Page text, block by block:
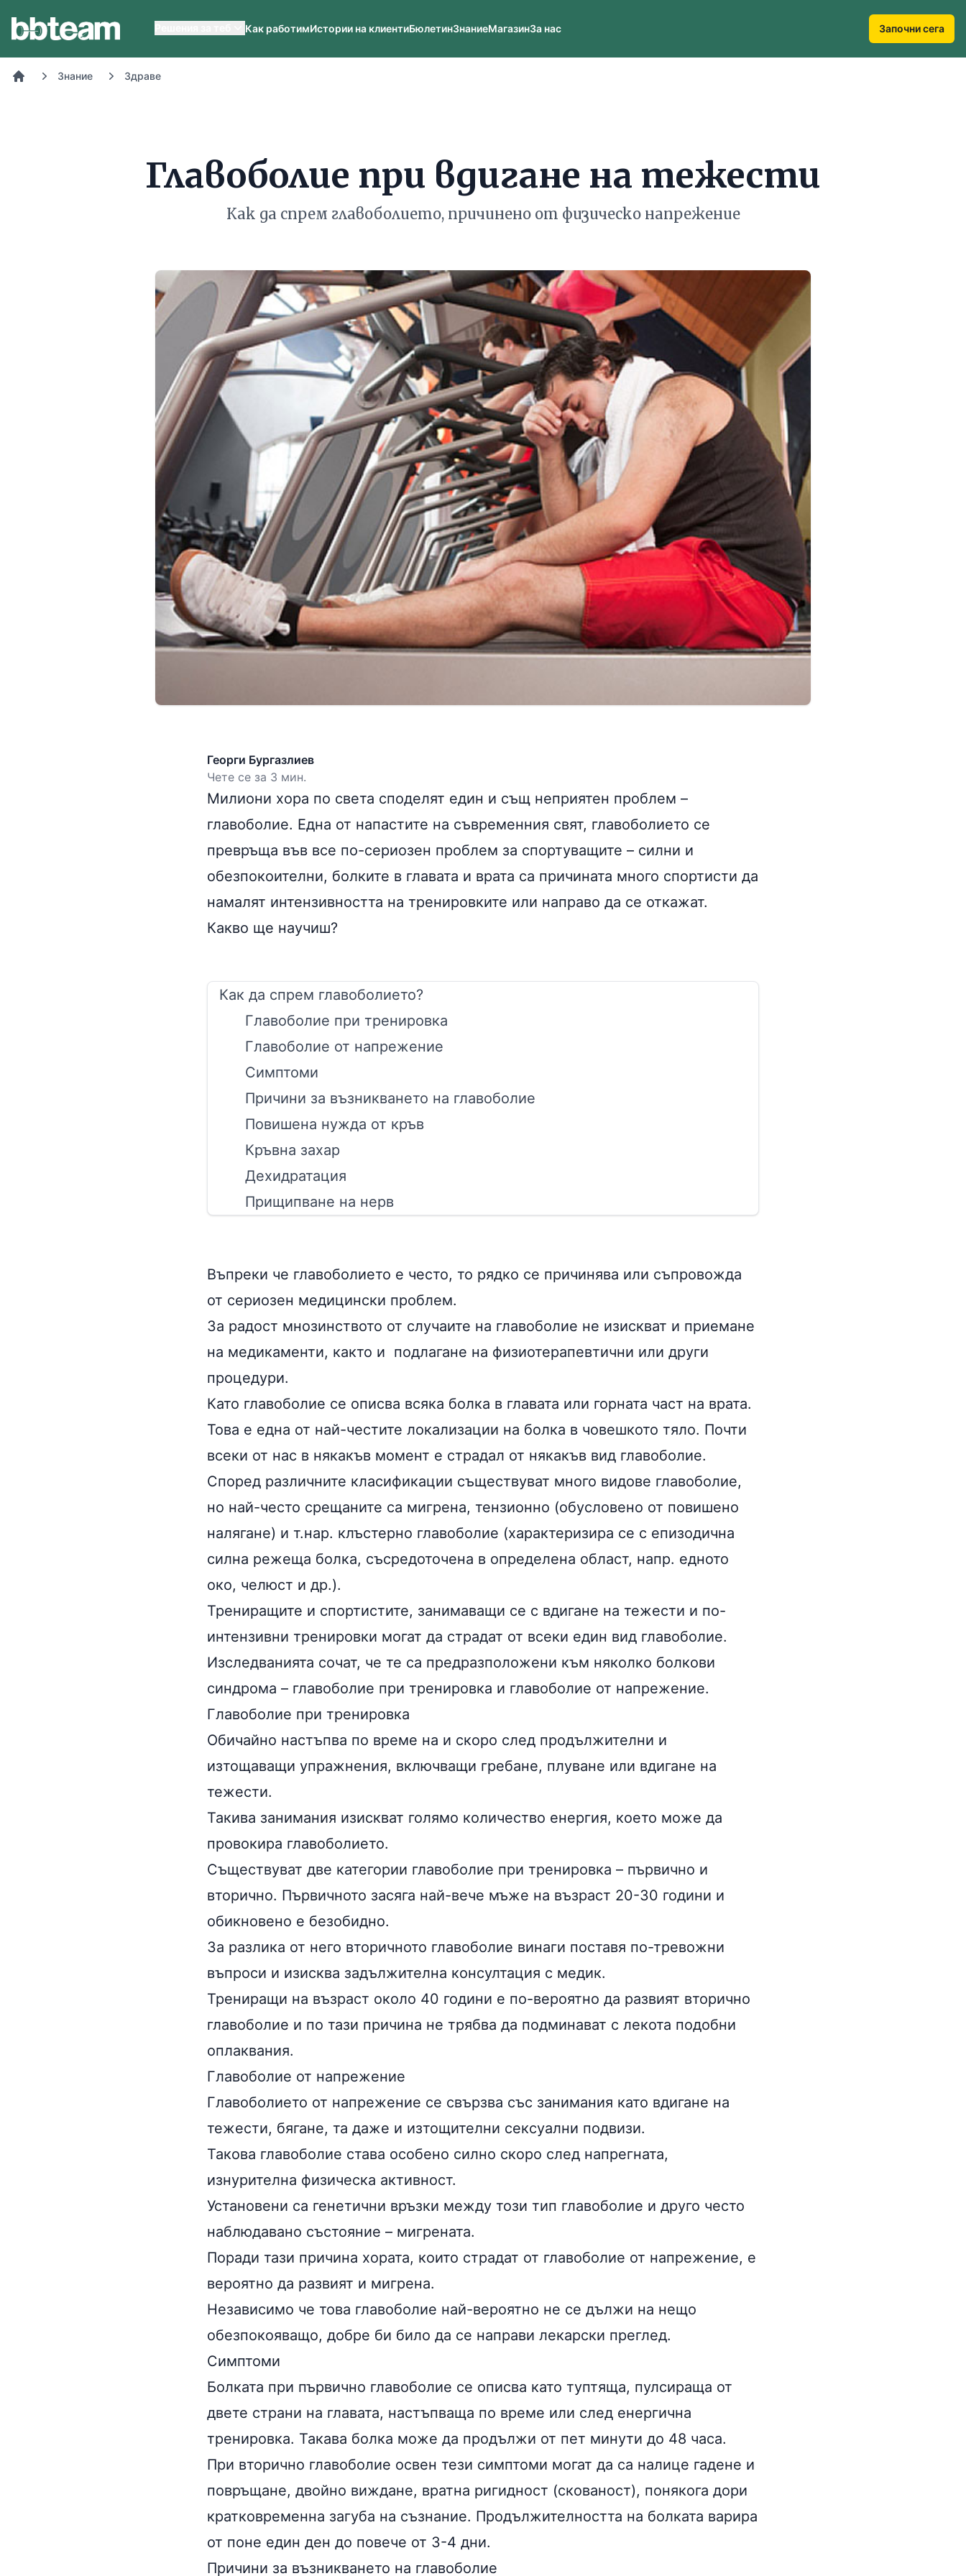
Как работимИстории на клиентиБюлетинЗнаниеМагазинЗа нас Започни сега
Знание Здраве
Главоболие при вдигане на тежести
Как да спрем главоболието, причинено от физическо напрежение
Георги Бургазлиев
Чете се за 3 мин.
Милиони хора по света споделят един и същ неприятен проблем –
главоболие. Една от напастите на съвременния свят, главоболието се
превръща във все по-сериозен проблем за спортуващите – силни и
обезпокоителни, болките в главата и врата са причината много спортисти да
намалят интензивността на тренировките или направо да се откажат.
Какво ще научиш?
Как да спрем главоболието?
Главоболие при тренировка
Главоболие от напрежение
Симптоми
Причини за възникването на главоболие
Повишена нужда от кръв
Кръвна захар
Дехидратация
Прищипване на нерв
Въпреки че главоболието е често, то рядко се причинява или съпровожда
от сериозен медицински проблем.
За радост мнозинството от случаите на главоболие не изискват и приемане
на медикаменти, както и подлагане на физиотерапевтични или други
процедури.
Като главоболие се описва всяка болка в главата или горната част на врата.
Това е една от най-честите локализации на болка в човешкото тяло. Почти
всеки от нас в някакъв момент е страдал от някакъв вид главоболие.
Според различните класификации съществуват много видове главоболие,
но най-често срещаните са мигрена, тензионно (обусловено от повишено
налягане) и т.нар. клъстерно главоболие (характеризира се с епизодична
силна режеща болка, съсредоточена в определена област, напр. едното
око, челюст и др.).
Трениращите и спортистите, занимаващи се с вдигане на тежести и по-
интензивни тренировки могат да страдат от всеки един вид главоболие.
Изследванията сочат, че те са предразположени към няколко болкови
синдрома – главоболие при тренировка и главоболие от напрежение.
Главоболие при тренировка
Обичайно настъпва по време на и скоро след продължителни и
изтощаващи упражнения, включващи гребане, плуване или вдигане на
тежести.
Такива занимания изискват голямо количество енергия, което може да
провокира главоболието.
Съществуват две категории главоболие при тренировка – първично и
вторично. Първичното засяга най-вече мъже на възраст 20-30 години и
обикновено е безобидно.
За разлика от него вторичното главоболие винаги поставя по-тревожни
въпроси и изисква задължителна консултация с медик.
Трениращи на възраст около 40 години е по-вероятно да развият вторично
главоболие и по тази причина не трябва да подминават с лекота подобни
оплаквания.
Главоболие от напрежение
Главоболието от напрежение се свързва със занимания като вдигане на
тежести, бягане, та даже и изтощителни сексуални подвизи.
Такова главоболие става особено силно скоро след напрегната,
изнурителна физическа активност.
Установени са генетични връзки между този тип главоболие и друго често
наблюдавано състояние – мигрената.
Поради тази причина хората, които страдат от главоболие от напрежение, е
вероятно да развият и мигрена.
Независимо че това главоболие най-вероятно не се дължи на нещо
обезпокояващо, добре би било да се направи лекарски преглед.
Симптоми
Болката при първично главоболие се описва като туптяща, пулсираща от
двете страни на главата, настъпваща по време или след енергична
тренировка. Такава болка може да продължи от пет минути до 48 часа.
При вторично главоболие освен тези симптоми могат да са налице гадене и
повръщане, двойно виждане, вратна ригидност (скованост), понякога дори
кратковременна загуба на съзнание. Продължителността на болката варира
от поне един ден до повече от 3-4 дни.
Причини за възникването на главоболие